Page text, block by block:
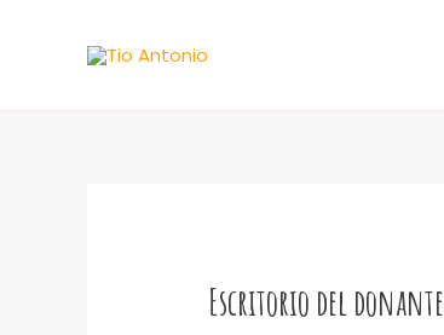
contenido
Escritorio del donante